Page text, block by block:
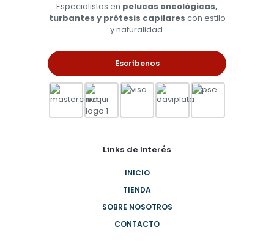
Especialistas en pelucas oncológicas,
turbantes y prótesis capilares con estilo
y naturalidad.
Escríbenos
Links de Interés
INICIO
TIENDA
SOBRE NOSOTROS
CONTACTO